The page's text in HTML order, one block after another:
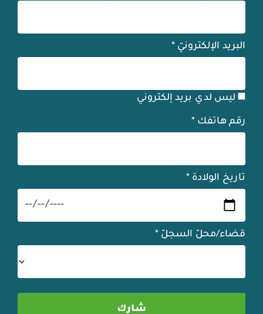
البريد الإلكترونيّ *
ليس لدي بريد إلكتروني
رقم هاتفك *
تاريخ الولادة *
قضاء/محلّ السجلّ *